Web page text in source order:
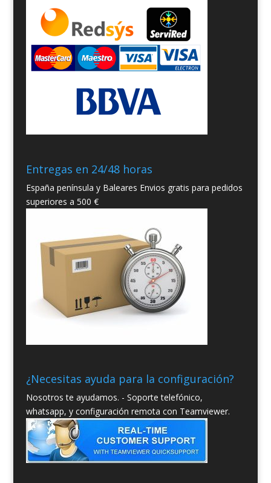
Entregas en 24/48 horas
España península y Baleares Envios gratis para pedidos
superiores a 500 €
¿Necesitas ayuda para la configuración?
Nosotros te ayudamos. - Soporte telefónico,
whatsapp, y configuración remota con Teamviewer.